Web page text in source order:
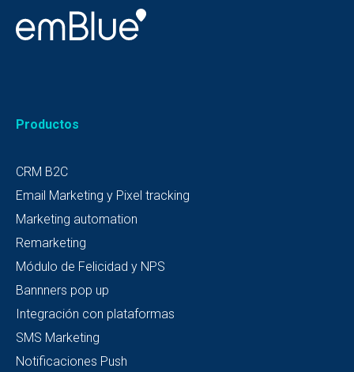
Productos
CRM B2C
Email Marketing y Pixel tracking
Marketing automation
Remarketing
Módulo de Felicidad y NPS
Bannners pop up
Integración con plataformas
SMS Marketing
Notificaciones Push